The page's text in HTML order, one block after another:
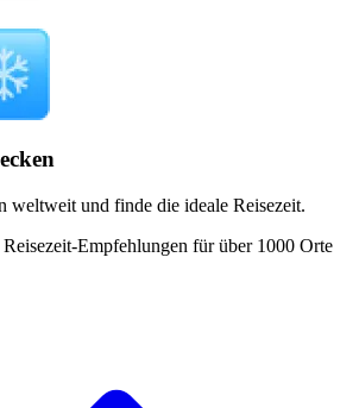
weltweit und finde die ideale Reisezeit.
Empfehlungen für über 1000 Orte